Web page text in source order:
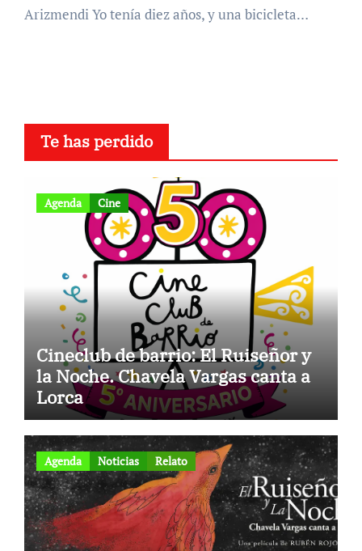
Arizmendi Yo tenía diez años, y una bicicleta…
Te has perdido
Agenda Cine
Cineclub de barrio: El Ruiseñor y
la Noche. Chavela Vargas canta a
Lorca
Agenda Noticias Relato